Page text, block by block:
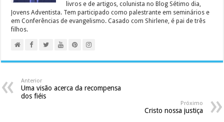
livros e de artigos, colunista no Blog Sétimo dia,
Jovens Adventista. Tem participado como palestrante em seminários e
em Conferências de evangelismo. Casado com Shirlene, é pai de três
filhos.
Anterior
Uma visão acerca da recompensa
dos fiéis
Próximo
Cristo nossa justiça